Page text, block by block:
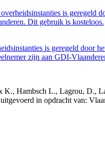
is geregeld
Dit gebruik is kosteloos.
is geregeld door
zijn aan GDI-
Hambsch L., Lagrou, D.,
in opdracht van: